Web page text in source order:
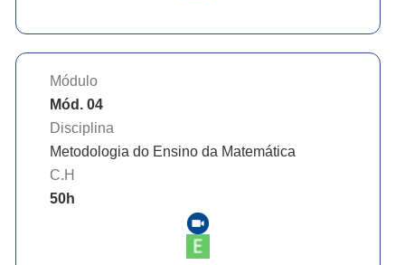
Módulo
Mód. 04
Disciplina
Metodologia do Ensino da Matemática
C.H
50h